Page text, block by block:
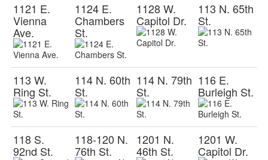
1121 E.
Vienna
Ave.
1124 E.
Chambers
St.
1128 W.
Capitol Dr.
113 N. 65th
St.
113 W.
Ring St.
114 N. 60th
St.
114 N. 79th
St.
116 E.
Burleigh St.
118 S.
92nd St.
118-120 N.
76th St.
1201 N.
46th St.
1201 W.
Capitol Dr.